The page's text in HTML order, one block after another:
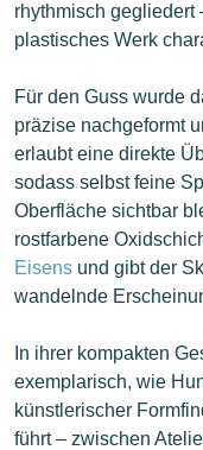
rhythmisch gegliedert
plastisches Werk
Für den Guss wurde
präzise nachgeformt
erlaubt eine direkte
sodass selbst feine
Oberfläche sichtbar
rostfarbene
Eisens und gibt der
wandelnde
In ihrer kompakten
exemplarisch, wie
künstlerischer
führt – zwischen